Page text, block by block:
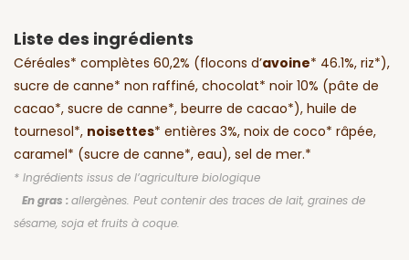
Liste des ingrédients
Céréales* complètes 60,2% (flocons d’avoine* 46.1%, riz*),
sucre de canne* non raffiné, chocolat* noir 10% (pâte de
cacao*, sucre de canne*, beurre de cacao*), huile de
tournesol*, noisettes* entières 3%, noix de coco* râpée,
caramel* (sucre de canne*, eau), sel de mer.*
* Ingrédients issus de l’agriculture biologique
En gras :allergènes. Peut contenir des traces de lait, graines de
sésame, soja et fruits à coque.